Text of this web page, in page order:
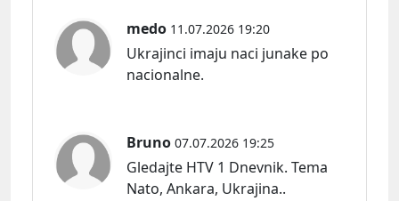
medo 11.07.2026 19:20
Ukrajinci imaju naci junake po
nacionalne.
Bruno 07.07.2026 19:25
Gledajte HTV 1 Dnevnik. Tema
Nato, Ankara, Ukrajina..